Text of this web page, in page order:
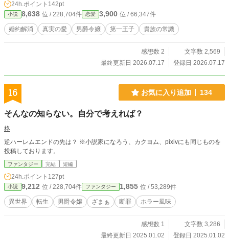
24h.ポイント 142pt
小説 8,638 位 / 228,704件 恋愛 3,900 位 / 66,347件
婚約解消 真実の愛 男爵令嬢 第一王子 貴族の常識
感想数 2
文字数 2,569
最終更新日 2026.07.17
登録日 2026.07.17
16 お気に入り追加 134
そんなの知らない。自分で考えれば？
柊
逆ハーレムエンドの先は？ ※小説家になろう、カクヨム、pixivにも同じものを
投稿しております。
ファンタジー 完結 短編
24h.ポイント 127pt
小説 9,212 位 / 228,704件 ファンタジー 1,855 位 / 53,289件
異世界 転生 男爵令嬢 ざまぁ 断罪 ホラー風味
感想数 1
文字数 3,286
最終更新日 2025.01.02
登録日 2025.01.02